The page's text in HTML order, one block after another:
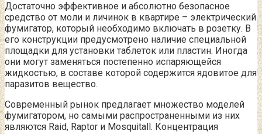
Достаточно эффективное и абсолютно безопасное
средство от моли и личинок в квартире – электрический
фумигатор, который необходимо включать в розетку. В
его конструкции предусмотрено наличие специальной
площадки для установки таблеток или пластин. Иногда
они могут заменяться постепенно испаряющейся
жидкостью, в составе которой содержится ядовитое для
паразитов вещество.
Современный рынок предлагает множество моделей
фумигатором, но самыми распространенными из них
являются Raid, Raptor и Mosquitall. Концентрация